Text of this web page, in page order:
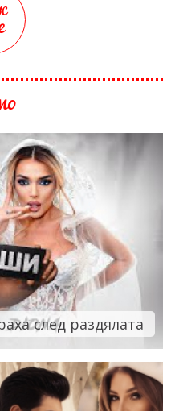
след раздялата